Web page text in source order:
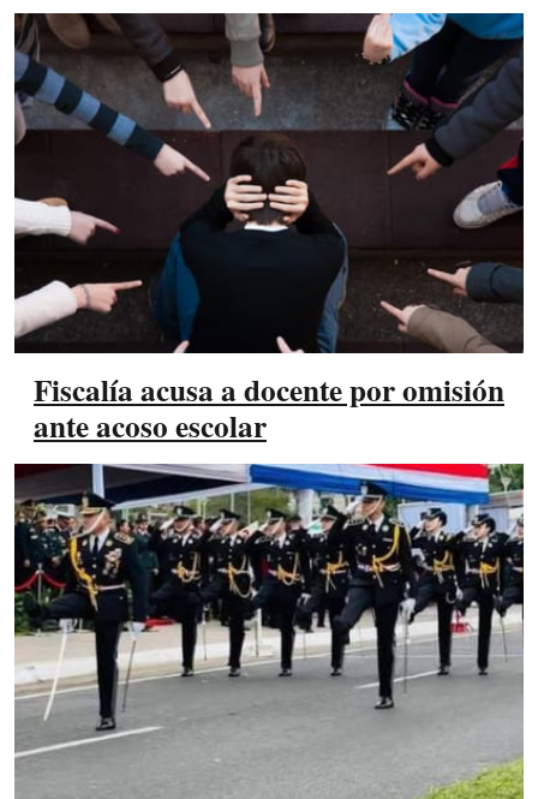
Fiscalía acusa a docente por omisión
ante acoso escolar